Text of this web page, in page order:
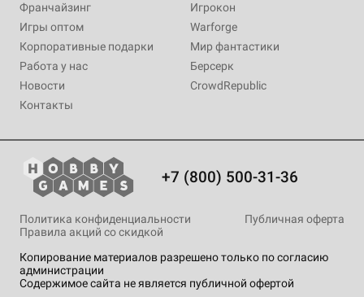
Франчайзинг
Игры оптом
Корпоративные подарки
Работа у нас
Новости
Контакты
Игрокон
Warforge
Мир фантастики
Берсерк
CrowdRepublic
+7 (800) 500-31-36
Копирование материалов разрешено только по согласию
администрации
Содержимое сайта не является публичной офертой
Политика конфиденциальности
Публичная оферта
Правила акций со скидкой